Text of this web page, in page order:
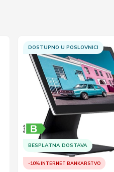
DOSTUPNO U POSLOVNICI
BESPLATNA DOSTAVA
-10% INTERNET BANKARSTVO